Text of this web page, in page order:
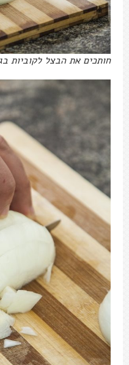
חותכים את הבצל לקוביות